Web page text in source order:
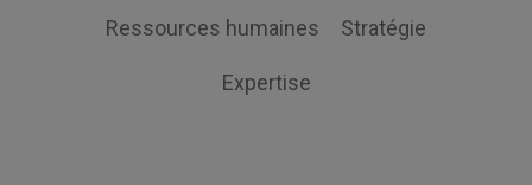
Ressources humaines Stratégie
Expertise